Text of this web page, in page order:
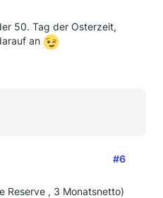
50. Tag der Osterzeit,
an
#6
Reserve , 3 Monatsnetto)